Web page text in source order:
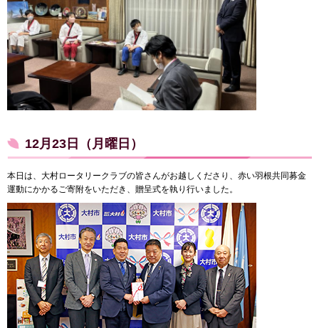
12月23日（月曜日）
本日は、大村ロータリークラブの皆さんがお越しくださり、赤い羽根共同募金
運動にかかるご寄附をいただき、贈呈式を執り行いました。